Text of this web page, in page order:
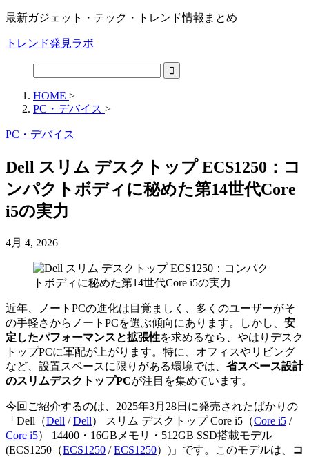
最新ガジェット・テック・トレンド情報まとめ
トレンド発見ラボ
HOME >
PC・デバイス >
PC・デバイス
Dell スリム デスクトップ ECS1250：コ
ンパクトボディに秘めた第14世代Core
i5の実力
4月 4, 2026
近年、ノートPCの進化は目覚ましく、多くのユーザーがそ
の手軽さからノートPCを選ぶ傾向にあります。しかし、 安
定したパフォーマンスと拡張性を求めるなら、やはりデスク
トップPCに軍配が上がります。特に、オフィスやリビング
など、設置スペースに限りがある環境では、 省スペース設計
のスリムデスクトップPCが注目を集めています。
今回ご紹介するのは、2025年3月28日に発売されたばかりの
「 Dell（Dell /Dell） スリム デスクトップCore i5（Core i5 /
Core i5）
14400・16GBメモリ・512GB SSD搭載モデル
(ECS1250（ECS1250 /ECS1250） )」です。このモデルは、
コ